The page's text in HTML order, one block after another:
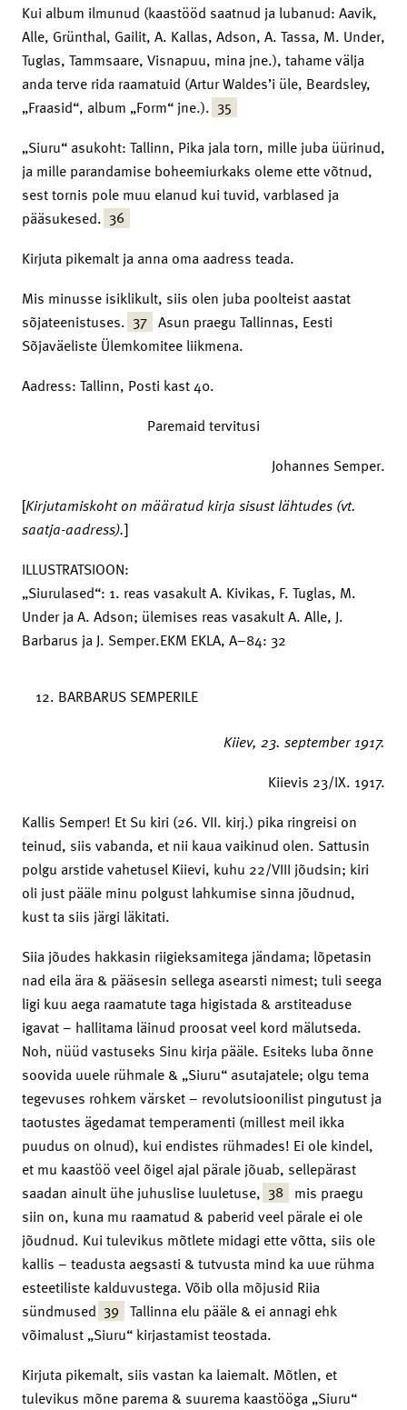
Kui album ilmunud (kaastööd saatnud ja lubanud: Aavik,
Alle, Grünthal, Gailit, A. Kallas, Adson, A. Tassa, M. Under,
Tuglas, Tammsaare, Visnapuu, mina jne.), tahame välja
anda terve rida raamatuid (Artur Waldes’i üle, Beardsley,
„Fraasid“, album „Form“ jne.). 35
„Siuru“ asukoht: Tallinn, Pika jala torn, mille juba üürinud,
ja mille parandamise boheemiurkaks oleme ette võtnud,
sest tornis pole muu elanud kui tuvid, varblased ja
pääsukesed. 36
Kirjuta pikemalt ja anna oma aadress teada.
Mis minusse isiklikult, siis olen juba poolteist aastat
sõjateenistuses. 37 Asun praegu Tallinnas, Eesti
Sõjaväeliste Ülemkomitee liikmena.
Aadress: Tallinn, Posti kast 40.
Paremaid tervitusi
Johannes Semper.
[Kirjutamiskohton määratud kirja sisust lähtudes (vt.
saatja-aadress).]
ILLUSTRATSIOON:
„Siurulased“: 1. reas vasakult A. Kivikas, F. Tuglas, M.
Under ja A. Adson; ülemises reas vasakult A. Alle, J.
Barbarus ja J. Semper.EKM EKLA, A–84: 32
BARBARUS SEMPERILE
Kiiev, 23. september 1917.
Kiievis 23/IX. 1917.
Kallis Semper! Et Su kiri (26. VII. kirj.) pika ringreisi on
teinud, siis vabanda, et nii kaua vaikinud olen. Sattusin
polgu arstide vahetusel Kiievi, kuhu 22/VIII jõudsin; kiri
oli just pääle minu polgust lahkumise sinna jõudnud,
kust ta siis järgi läkitati.
Siia jõudes hakkasin riigieksamitega jändama; lõpetasin
nad eila ära & pääsesin sellega asearsti nimest; tuli seega
ligi kuu aega raamatute taga higistada & arstiteaduse
igavat – hallitama läinud proosat veel kord mälutseda.
Noh, nüüd vastuseks Sinu kirja pääle. Esiteks luba õnne
soovida uuele rühmale & „Siuru“ asutajatele; olgu tema
tegevuses rohkem värsket – revolutsioonilist pingutust ja
taotustes ägedamat temperamenti (millest meil ikka
puudus on olnud), kui endistes rühmades! Ei ole kindel,
et mu kaastöö veel õigel ajal pärale jõuab, sellepärast
saadan ainult ühe juhuslise luuletuse, 38 mis praegu
siin on, kuna mu raamatud & paberid veel pärale ei ole
jõudnud. Kui tulevikus mõtlete midagi ette võtta, siis ole
kallis – teadusta aegsasti & tutvusta mind ka uue rühma
esteetiliste kalduvustega. Võib olla mõjusid Riia
sündmused 39 Tallinna elu pääle & ei annagi ehk
võimalust „Siuru“ kirjastamist teostada.
Kirjuta pikemalt, siis vastan ka laiemalt. Mõtlen, et
tulevikus mõne parema & suurema kaastööga „Siuru“